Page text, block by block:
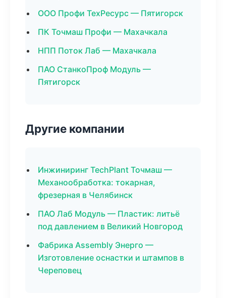
ООО Профи ТехРесурс — Пятигорск
ПК Точмаш Профи — Махачкала
НПП Поток Лаб — Махачкала
ПАО СтанкоПроф Модуль —
Пятигорск
Другие компании
Инжиниринг TechPlant Точмаш —
Механообработка: токарная,
фрезерная в Челябинск
ПАО Лаб Модуль — Пластик: литьё
под давлением в Великий Новгород
Фабрика Assembly Энерго —
Изготовление оснастки и штампов в
Череповец